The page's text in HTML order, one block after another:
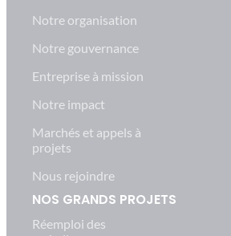
Notre organisation
Notre gouvernance
Entreprise à mission
Notre impact
Marchés et appels à
projets
Nous rejoindre
NOS GRANDS PROJETS
Réemploi des